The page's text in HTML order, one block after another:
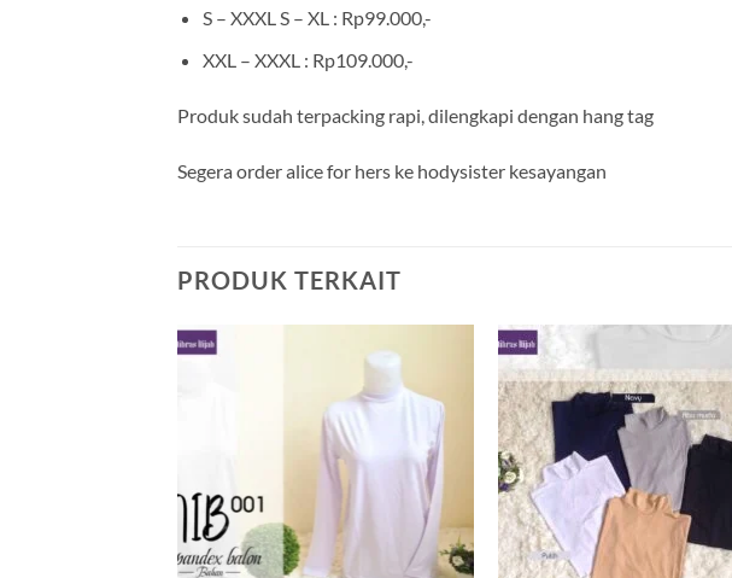
S – XXXL S – XL : Rp99.000,-
XXL – XXXL : Rp109.000,-
Produk sudah terpacking rapi, dilengkapi dengan hang tag
Segera order alice for hers ke hodysister kesayangan
PRODUK TERKAIT